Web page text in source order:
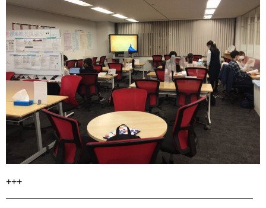
+++
——————————————————————————